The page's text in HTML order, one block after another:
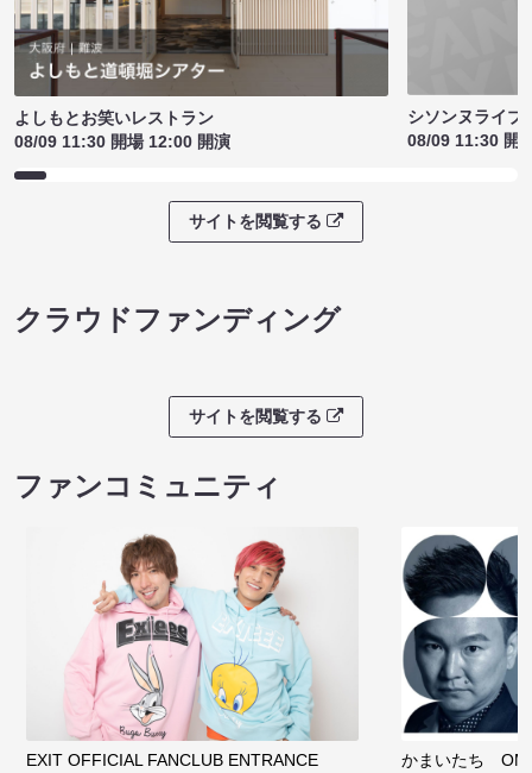
よしもとお笑いレストラン
08/09 11:30 開場 12:00 開演
シソンヌライ
08/09 11:30 開
サイトを閲覧する
クラウドファンディング
サイトを閲覧する
ファンコミュニティ
EXIT OFFICIAL FANCLUB ENTRANCE かまいたち